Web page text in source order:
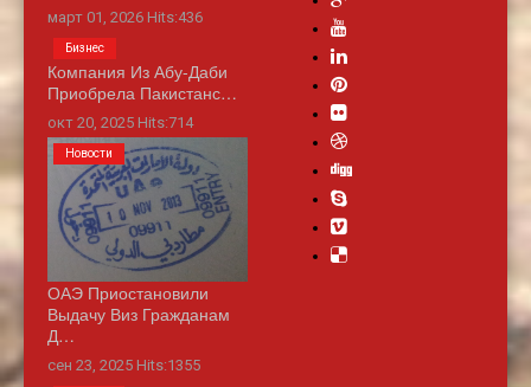
март 01, 2026 Hits:436
Компания Из Абу-Даби
Приобрела Пакистанс…
окт 20, 2025 Hits:714
Бизнес
ОАЭ Приостановили
Выдачу Виз Гражданам
Д…
сен 23, 2025 Hits:1355
Новости